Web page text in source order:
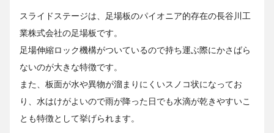
スライドステージは、足場板のパイオニア的存在の長谷川工
業株式会社の足場板です。
足場伸縮ロック機構がついているので持ち運ぶ際にかさばら
ないのが大きな特徴です。
また、板面が水や異物が溜まりにくいスノコ状になってお
り、水はけがよいので雨が降った日でも水滴が乾きやすいこ
とも特徴として挙げられます。